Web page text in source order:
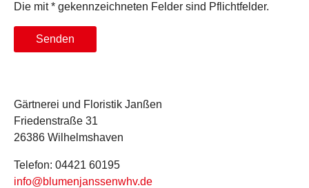
Die mit * gekennzeichneten Felder sind Pflichtfelder.
Senden
Gärtnerei und Floristik Janßen
Friedenstraße 31
26386 Wilhelmshaven
Telefon: 04421 60195
info@blumenjanssenwhv.de